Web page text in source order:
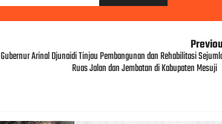
Gubernur Arinal Djunaidi Tinjau Pembangunan dan Rehabilitasi
Ruas Jalan dan Jembatan di Kabupaten Mesuji